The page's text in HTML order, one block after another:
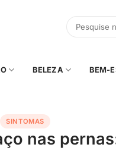
BELEZA BEM-
SINTOMAS
nas